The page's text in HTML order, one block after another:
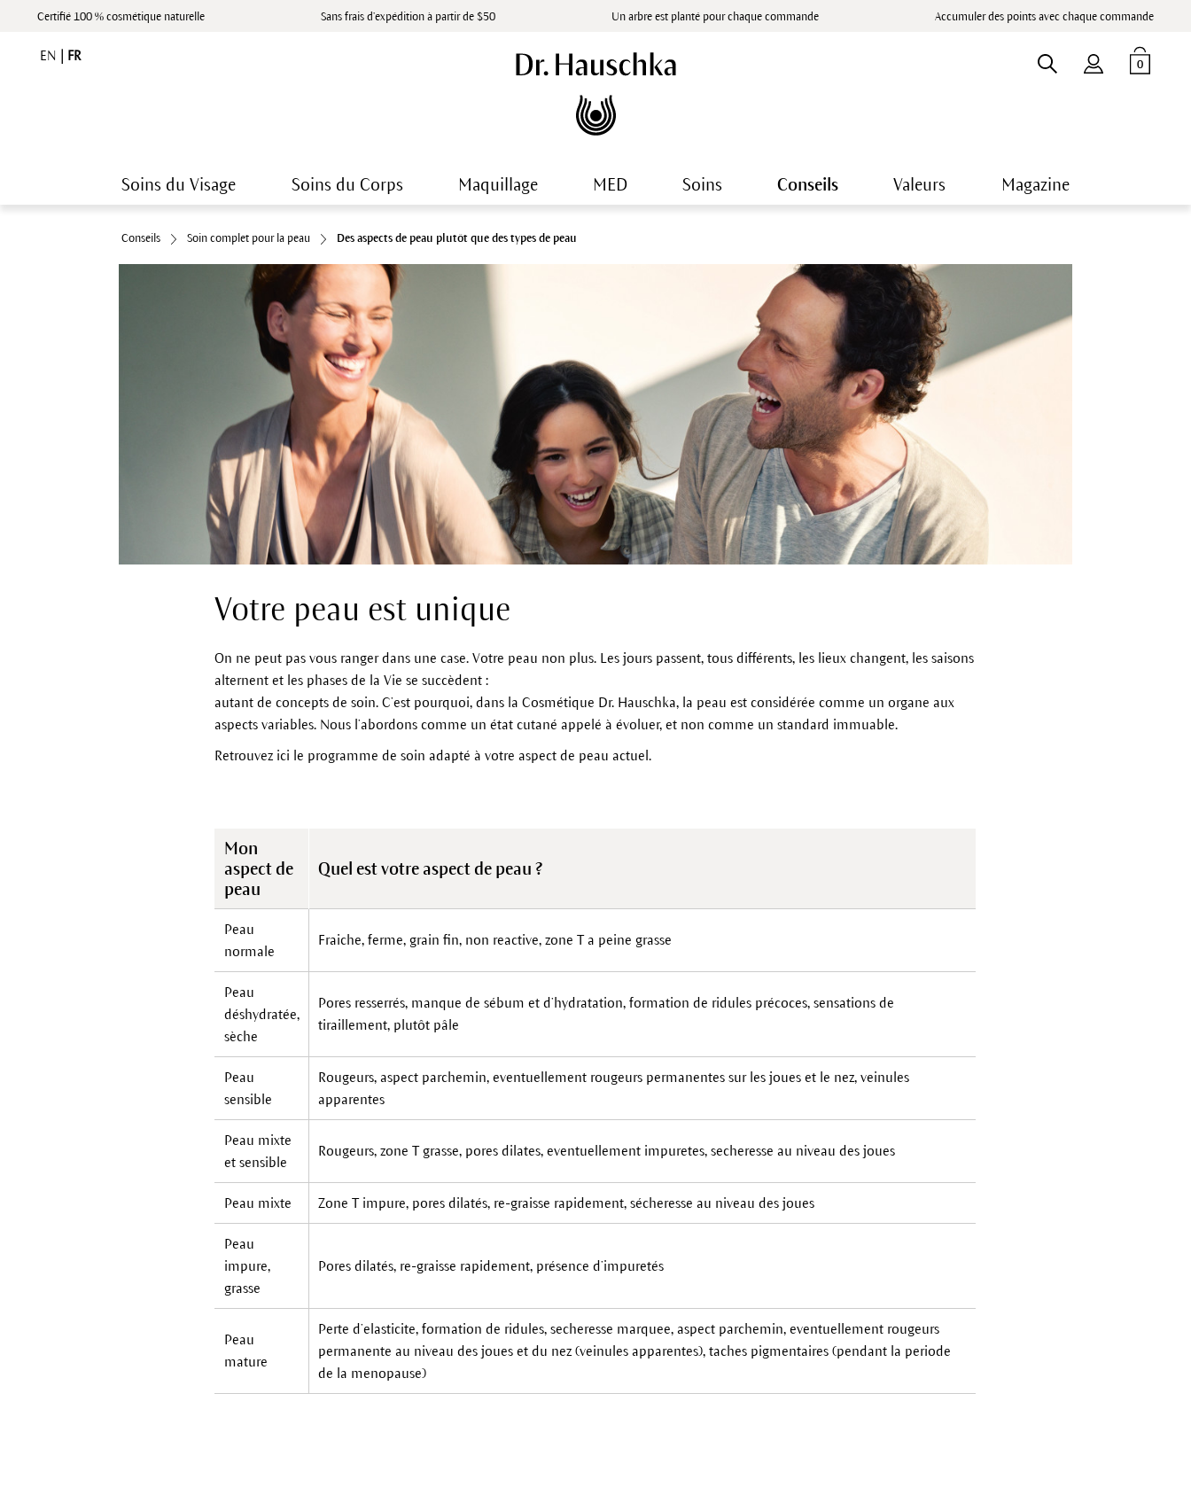
Certifié 100 % cosmétique naturelle Sans frais d’expédition à partir de $50 Un arbre est planté pour chaque commande Accumuler des points avec chaque commande
EN FR
0
Soins du Visage Soins du Corps Maquillage MED Soins Conseils Valeurs Magazine
Conseils Soin complet pour la peau Des aspects de peau plutôt que des types de peau
Votre peau est unique
On ne peut pas vous ranger dans une case. Votre peau non plus. Les jours passent, tous différents, les lieux changent, les saisons
alternent et les phases de la Vie se succèdent :
autant de concepts de soin. C’est pourquoi, dans la Cosmétique Dr. Hauschka, la peau est considérée comme un organe aux
aspects variables. Nous l’abordons comme un état cutané appelé à évoluer, et non comme un standard immuable.
Retrouvez ici le programme de soin adapté à votre aspect de peau actuel.
Mon
aspect de
peau
Quel est votre aspect de peau ?
Peau
normale
Fraiche, ferme, grain fin, non reactive, zone T a peine grasse
Peau
déshydratée,
sèche
Pores resserrés, manque de sébum et d’hydratation, formation de ridules précoces, sensations de
tiraillement, plutôt pâle
Peau
sensible
Rougeurs, aspect parchemin, eventuellement rougeurs permanentes sur les joues et le nez, veinules
apparentes
Peau mixte
et sensible
Rougeurs, zone T grasse, pores dilates, eventuellement impuretes, secheresse au niveau des joues
Peau mixte Zone T impure, pores dilatés, re-graisse rapidement, sécheresse au niveau des joues
Peau
impure,
grasse
Pores dilatés, re-graisse rapidement, présence d’impuretés
Peau
mature
Perte d’elasticite, formation de ridules, secheresse marquee, aspect parchemin, eventuellement rougeurs
permanente au niveau des joues et du nez (veinules apparentes), taches pigmentaires (pendant la periode
de la menopause)